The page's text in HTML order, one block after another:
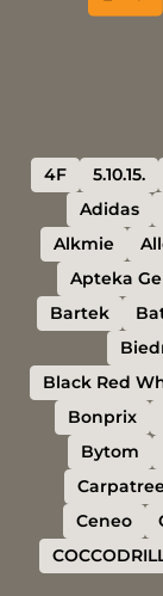
4F 5.10.15.
Adidas
Alkmie
Apteka
Bartek
Black Red
Bonprix
Bytom
Ceneo